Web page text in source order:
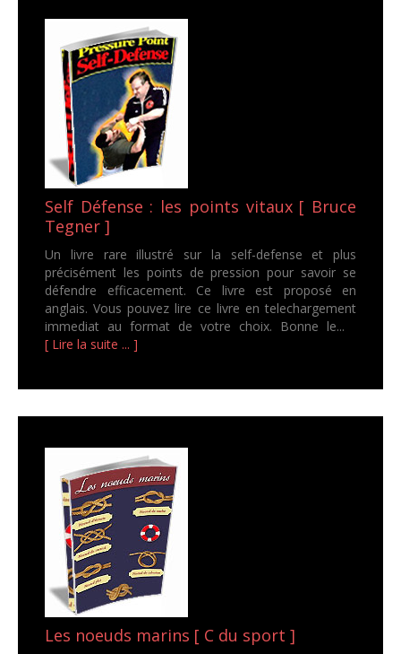
Self Défense : les points vitaux [ Bruce
Tegner ]
Un livre rare illustré sur la self-defense et plus
précisément les points de pression pour savoir se
défendre efficacement. Ce livre est proposé en
anglais. Vous pouvez lire ce livre en telechargement
immediat au format de votre choix. Bonne le...
[ Lire la suite ... ]
Les noeuds marins [ C du sport ]